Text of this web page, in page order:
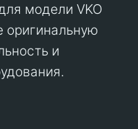
модели VKO
оригинальную
и